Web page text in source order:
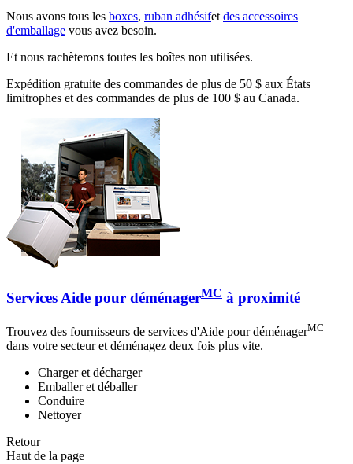
Nous avons tous les boxes, ruban adhésifetdes accessoires
d'emballage vous avez besoin.
Et nous rachèterons toutes les boîtes non utilisées.
Expédition gratuite des commandes de plus de 50 $ aux États
limitrophes et des commandes de plus de 100 $ au Canada.
Services Aide pour déménagerMC à proximité
Trouvez des fournisseurs de services d'Aide pour déménagerMC
dans votre secteur et déménagez deux fois plus vite.
Charger et décharger
Emballer et déballer
Conduire
Nettoyer
Retour
Haut de la page